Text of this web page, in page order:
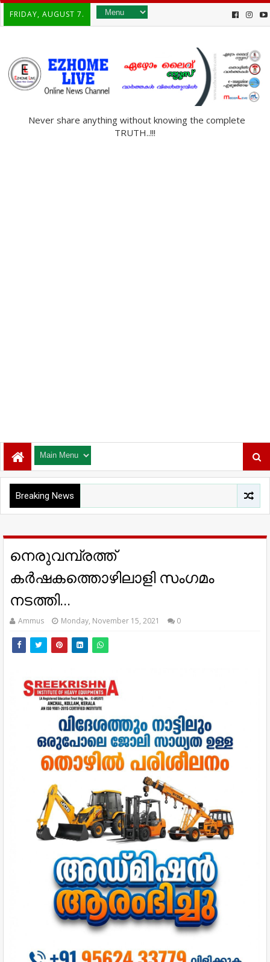
FRIDAY, AUGUST 7.
Never share anything without knowing the complete
TRUTH..!!!
Breaking News
നെരുവമ്പ്രത്ത്
കർഷകത്തൊഴിലാളി സംഗമം
നടത്തി...
Ammus Monday, November 15, 2021 0